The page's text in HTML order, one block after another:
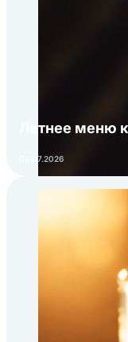
Летнее меню
06.07.2026